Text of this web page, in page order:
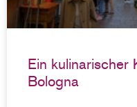
Ein kulinarischer
Bologna